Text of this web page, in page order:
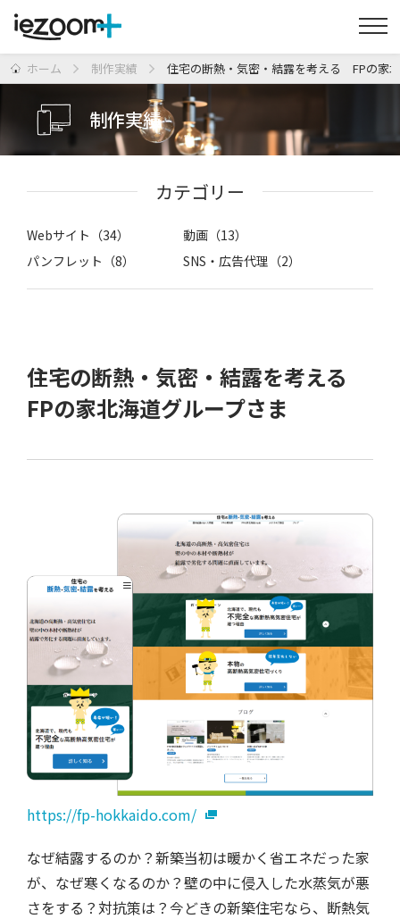
ホーム 制作実績 住宅の断熱・気密・結露を考える FPの家
制作実績
カテゴリー
Webサイト（34）
動画（13）
パンフレット（8）
SNS・広告代理（2）
住宅の断熱・気密・結露を考える
FPの家北海道グループさま
https://fp-hokkaido.com/
なぜ結露するのか？新築当初は暖かく省エネだった家
が、なぜ寒くなるのか？壁の中に侵入した水蒸気が悪
さをする？対抗策は？今どきの新築住宅なら、断熱気